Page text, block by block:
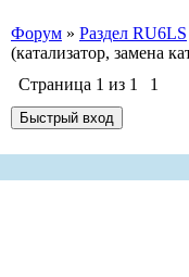
Форум » Раздел RU6LS
(катализатор, замена
Страница 1 из 1 1